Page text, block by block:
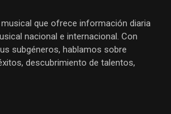
que ofrece información diaria
nacional e internacional. Con
subgéneros, hablamos sobre
descubrimiento de talentos,